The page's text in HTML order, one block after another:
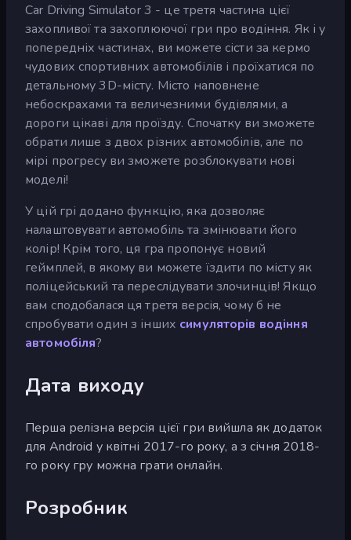
Car Driving Simulator 3 - це третя частина цієї
захопливої та захоплюючої гри про водіння. Як і у
попередніх частинах, ви можете сісти за кермо
чудових спортивних автомобілів і проїхатися по
детальному 3D-місту. Місто наповнене
небоскрахами та величезними будівлями, а
дороги цікаві для проїзду. Спочатку ви зможете
обрати лише з двох різних автомобілів, але по
мірі прогресу ви зможете розблокувати нові
моделі!
У цій грі додано функцію, яка дозволяє
налаштовувати автомобіль та змінювати його
колір! Крім того, ця гра пропонує новий
геймплей, в якому ви можете їздити по місту як
поліцейський та переслідувати злочинців! Якщо
вам сподобалася ця третя версія, чому б не
спробувати один з інших симуляторів водіння
автомобіля?
Дата виходу
Перша релізна версія цієї гри вийшла як додаток
для Android у квітні 2017-го року, а з січня 2018-
го року гру можна грати онлайн.
Розробник